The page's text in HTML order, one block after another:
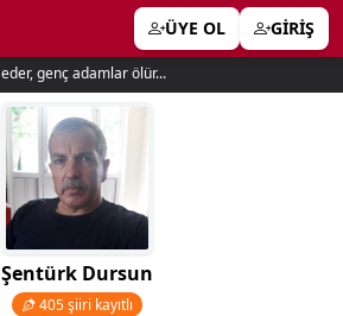
ÜYE OL GİRİŞ
genç adamlar ölür...
Şentürk Dursun
405 şiiri kayıtlı